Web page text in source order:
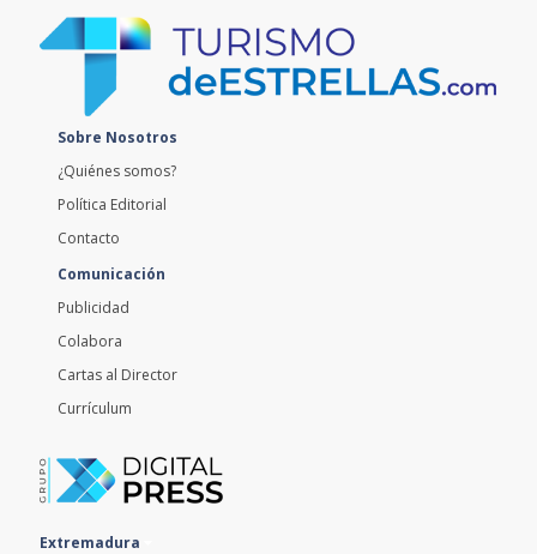
Publicidad
Colabora
Cartas al Director
Currículum
Extremadura
Andalucía
Portugal